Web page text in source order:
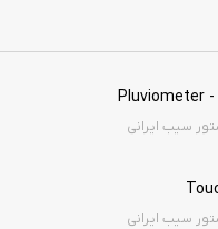
Pluviometer -
سیب ایرانی
سیب ایرانی